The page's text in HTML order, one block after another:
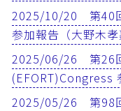
2025/10/20 第40
参加報告（大野木孝
2025/06/26 第26
(EFORT)Congress
2025/05/26 第98